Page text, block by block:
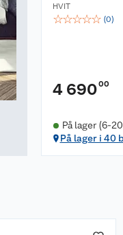
HVIT
☆☆☆☆☆ (0)
4 69000
På lager (6-
På lager i 40